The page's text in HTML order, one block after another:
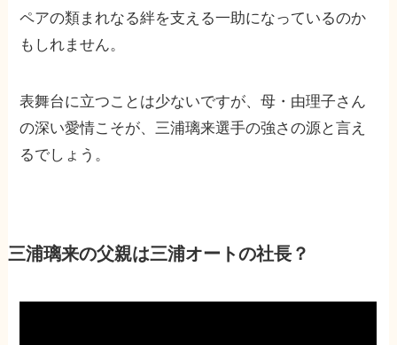
ペアの類まれなる絆を支える一助になっているのか
もしれません。
表舞台に立つことは少ないですが、母・由理子さん
の深い愛情こそが、三浦璃来選手の強さの源と言え
るでしょう。
三浦璃来の父親は三浦オートの社長？